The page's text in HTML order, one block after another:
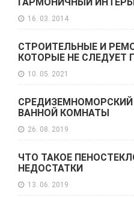
16. 03. 2014
СТРОИТЕЛЬНЫЕ И
КОТОРЫЕ НЕ СЛЕДУЕТ
10. 05. 2021
СРЕДИЗЕМНОМОРСКИЙ
ВАННОЙ КОМНАТЫ
26. 08. 2019
ЧТО ТАКОЕ
НЕДОСТАТКИ
13. 06. 2019